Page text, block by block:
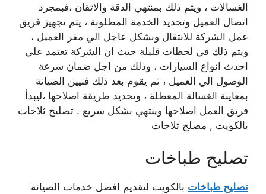
الغسالات ، ويتم ذلك بمنتهي الدقة والاتقان ،فبمجرد
اتصال العميل وتحديد الخدمة المطلوبة ، يتم تجهيز فريق
عمل الشركة للانتقال وبشكل عاجل الي مقر العميل ،
ويتم ذلك في لحظات قليلة حيث ان الشركة تعتمد علي
احدث انواع السيارات ، وذلك من اجل ضمان سرعة
الوصول الي العميل ، ثم يقوم بعد ذلك فنيين الصيانة
بمعاينة الغسالة المعطلة ، وتحديد طريقة اصلاحها ،ليبدأ
فريق العمل اصلاحها وينتهي بشكل سريع . تصليح ثلاجات
بالكويت , مصلح ثلاجات
تصليح طباخات
تصليح طباخات بالكويت لتقديم افضل خدمات الصيانة